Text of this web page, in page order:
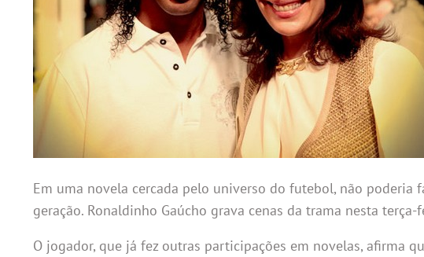
Em uma novela cercada pelo universo do futebol, não
geração. Ronaldinho Gaúcho grava cenas da trama nesta
O jogador, que já fez outras participações em novelas, afirma